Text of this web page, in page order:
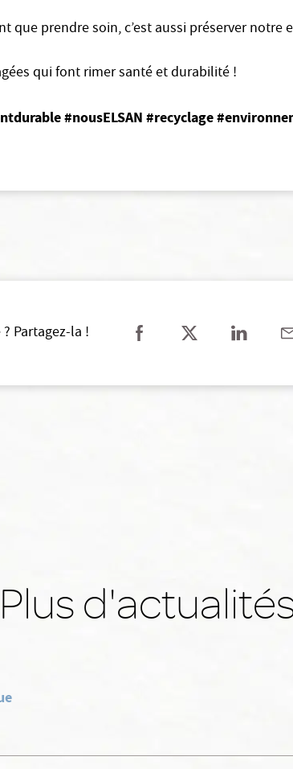
que prendre soin, c’est aussi préserver notre
qui font rimer santé et durabilité !
#nousELSAN #recyclage
Partagez-la !
Plus